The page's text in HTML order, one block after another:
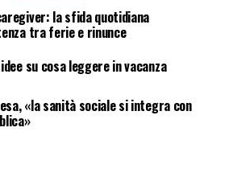
la sfida quotidiana
tra ferie e rinunce
su cosa leggere in vacanza
«la sanità sociale si integra con